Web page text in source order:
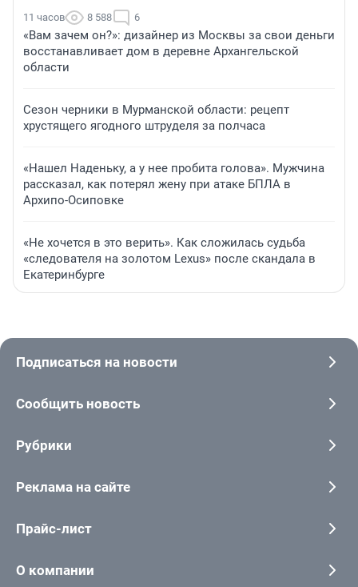
11 часов 8 588 6
«Вам зачем он?»: дизайнер из Москвы за свои деньги
восстанавливает дом в деревне Архангельской
области
Сезон черники в Мурманской области: рецепт
хрустящего ягодного штруделя за полчаса
«Нашел Наденьку, а у нее пробита голова». Мужчина
рассказал, как потерял жену при атаке БПЛА в
Архипо-Осиповке
«Не хочется в это верить». Как сложилась судьба
«следователя на золотом Lexus» после скандала в
Екатеринбурге
Подписаться на новости
Сообщить новость
Рубрики
Реклама на сайте
Прайс-лист
О компании